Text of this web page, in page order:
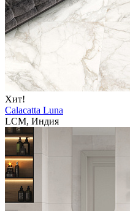
Хит!
Calacatta Luna
LCM, Индия